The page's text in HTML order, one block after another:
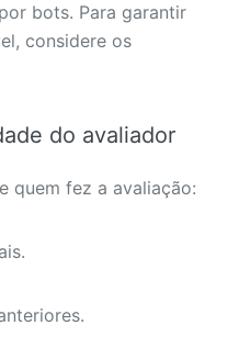
bots. Para garantir
considere os
do avaliador
quem fez a avaliação: